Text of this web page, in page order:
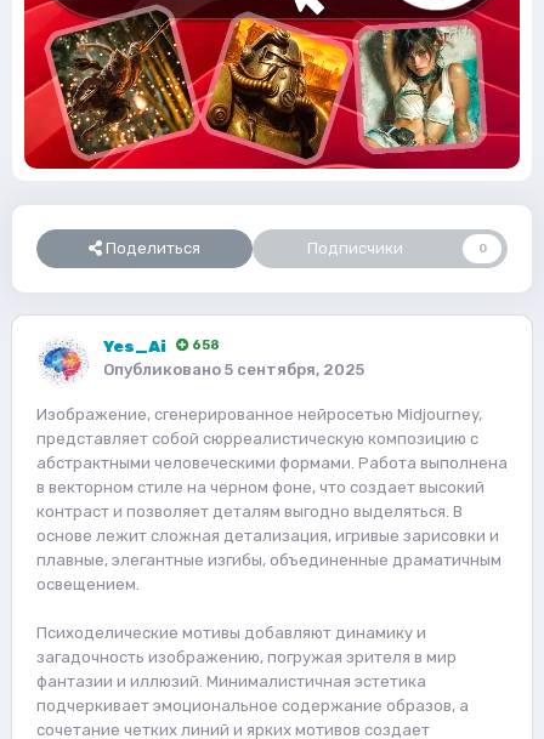
Поделиться Подписчики 0
Yes_Ai 658
Опубликовано 5 сентября, 2025
Изображение, сгенерированное нейросетью Midjourney,
представляет собой сюрреалистическую композицию с
абстрактными человеческими формами. Работа выполнена
в векторном стиле на черном фоне, что создает высокий
контраст и позволяет деталям выгодно выделяться. В
основе лежит сложная детализация, игривые зарисовки и
плавные, элегантные изгибы, объединенные драматичным
освещением.
Психоделические мотивы добавляют динамику и
загадочность изображению, погружая зрителя в мир
фантазии и иллюзий. Минималистичная эстетика
подчеркивает эмоциональное содержание образов, а
сочетание четких линий и ярких мотивов создает